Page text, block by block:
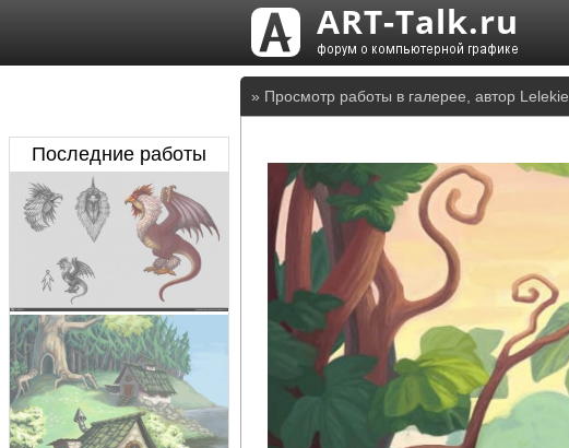
» Просмотр работы в галерее, автор Lelekie
Последние работы